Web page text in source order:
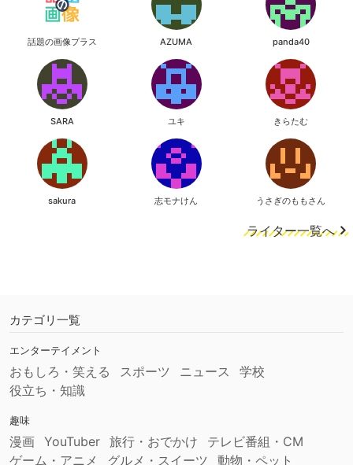
話題の画像プラス AZUMA panda40
SARA ユキ きらたむ
sakura 志モナけん うさぎのももさん
ライター一覧へ
カテゴリ一覧
エンターテイメント
おもしろ・笑える スポーツ ニュース
学校
役立ち・知識
趣味
漫画 YouTuber 旅行・おでかけ
テレビ番組・CM
ゲーム・アニメ
グルメ・スイーツ 動物・ペット